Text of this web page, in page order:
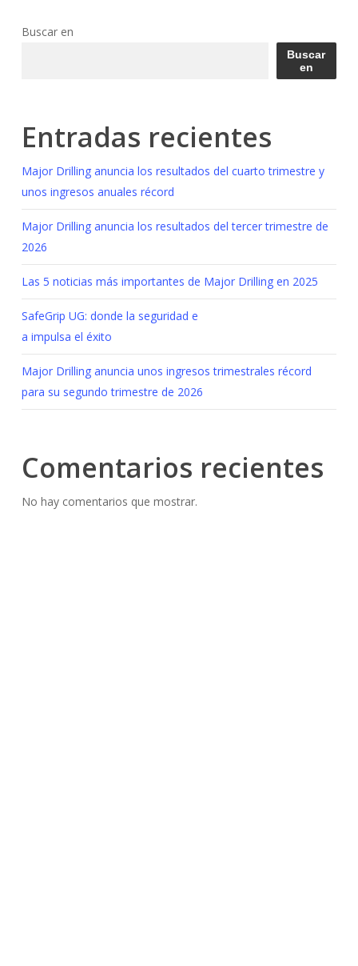
Buscar en
Buscar
en
Entradas recientes
Major Drilling anuncia los resultados del cuarto trimestre y
unos ingresos anuales récord
Major Drilling anuncia los resultados del tercer trimestre de
2026
Las 5 noticias más importantes de Major Drilling en 2025
SafeGrip UG: donde la seguridad e
a impulsa el éxito
Major Drilling anuncia unos ingresos trimestrales récord
para su segundo trimestre de 2026
Comentarios recientes
No hay comentarios que mostrar.